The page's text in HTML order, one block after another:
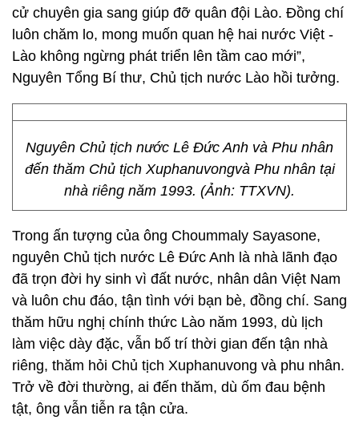
cử chuyên gia sang giúp đỡ quân đội Lào. Đồng chí
luôn chăm lo, mong muốn quan hệ hai nước Việt -
Lào không ngừng phát triển lên tầm cao mới”,
Nguyên Tổng Bí thư, Chủ tịch nước Lào hồi tưởng.
Nguyên Chủ tịch nước Lê Đức Anh và Phu nhân
đến thăm Chủ tịch Xuphanuvongvà Phu nhân tại
nhà riêng năm 1993. (Ảnh: TTXVN).
Trong ấn tượng của ông Choummaly Sayasone,
nguyên Chủ tịch nước Lê Đức Anh là nhà lãnh đạo
đã trọn đời hy sinh vì đất nước, nhân dân Việt Nam
và luôn chu đáo, tận tình với bạn bè, đồng chí. Sang
thăm hữu nghị chính thức Lào năm 1993, dù lịch
làm việc dày đặc, vẫn bố trí thời gian đến tận nhà
riêng, thăm hỏi Chủ tịch Xuphanuvong và phu nhân.
Trở về đời thường, ai đến thăm, dù ốm đau bệnh
tật, ông vẫn tiễn ra tận cửa.